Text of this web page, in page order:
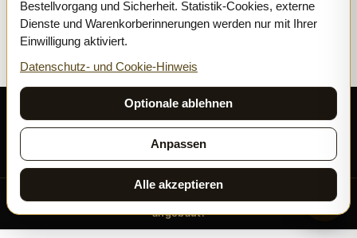
Google-reviewed
SECURE PAYMENTS
₿ BITCOIN SEPA
Solar Shine s.r.o. · Karlova 150/42, 110 00 Praha,
Czech Republic · IČO 04375092 · DIČ CZ04375092
Alle unsere Blüten und Hasch werden ausschließlich INDOOR
angebaut.
Bestellvorgang und Sicherheit. Statistik-Cookies, externe
Dienste und Warenkorberinnerungen werden nur mit Ihrer
Einwilligung aktiviert.
Datenschutz- und Cookie-Hinweis
Optionale ablehnen
Anpassen
Alle akzeptieren